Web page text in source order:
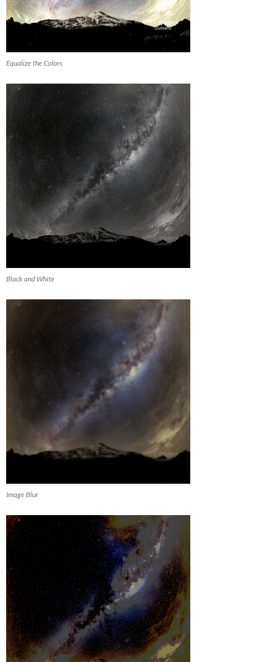
Equalize the Colors
Black and White
Image Blur